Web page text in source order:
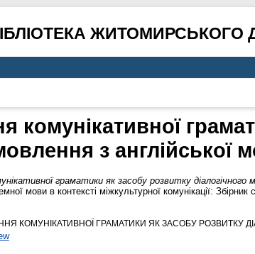
ЖИТОМИРСЬКОГО
комунікативної
з англійської
граматики як засобу розвитку діалогічного
мови в контексті міжкультурної комунікації:
КОМУНІКАТИВНОЇ ГРАМАТИКИ ЯК ЗАСОБУ РОЗВИТКУ